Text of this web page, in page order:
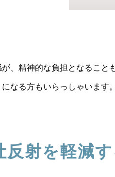
、精神的な負担となるこ
なる方もいらっしゃいます。
反射を軽減